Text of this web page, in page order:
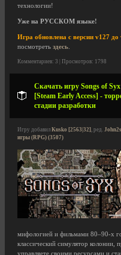
технологии!
Уже на РУССКОМ языке!
Игра обновлена с версии v127 до
посмотреть здесь
Комментариев: 3 | Просмотров: 1798
Скачать игру Songs of
[Steam Early Access] -
стадии разработки
Игру добавил Kusko [2563|32], ред.
игры (RPG) (3507)
мифологией и фильмами 80–90-х
классический симулятор колонии,
управляете своими ресурсами и